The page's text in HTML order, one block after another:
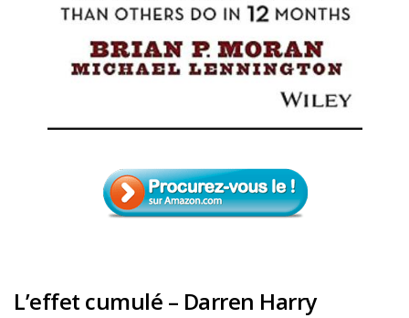
L’effet cumulé – Darren Harry